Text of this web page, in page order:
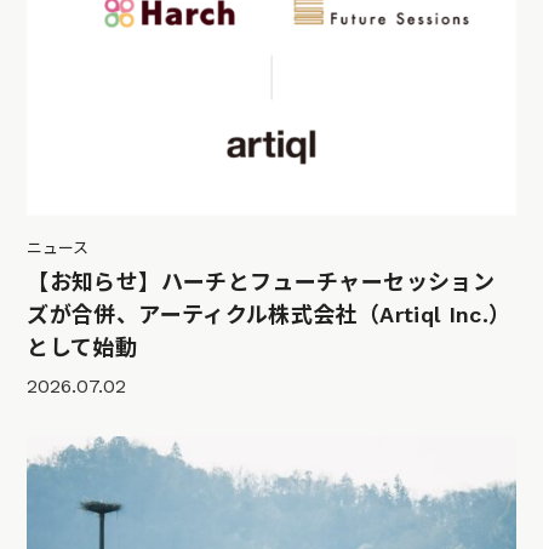
ニュース
【お知らせ】ハーチとフューチャーセッション
ズが合併、アーティクル株式会社（Artiql Inc.）
として始動
2026.07.02